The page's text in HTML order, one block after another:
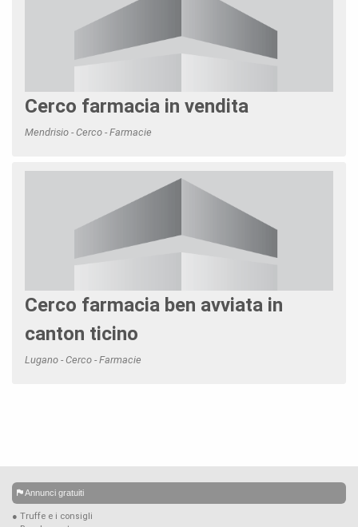
Cerco farmacia in vendita
Mendrisio - Cerco - Farmacie
Cerco farmacia ben avviata in
canton ticino
Lugano - Cerco - Farmacie
Annunci gratuiti
● Truffe e i consigli